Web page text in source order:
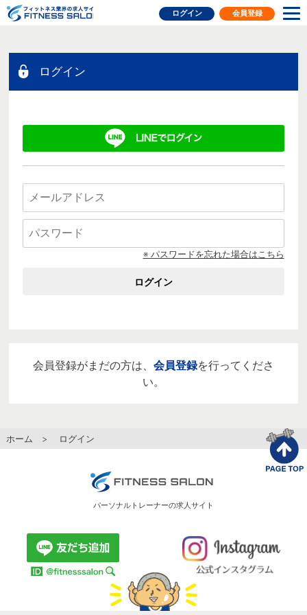
フィットネス業界の求人
ログイン 会員登録
ログイン
※ パスワードを忘れた場合はこちら
ログイン
会員登録がまだの方は、 会員登録を行ってくださ
い。
ホーム > ログイン
パーソナルトレーナーの求人サイト